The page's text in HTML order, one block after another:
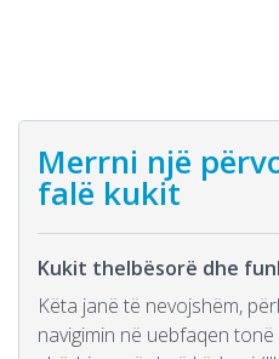
Merrni një
falë kukit
Kukit thelbësorë dhe
Këta janë të nevojshëm,
navigimin në uebfaqen